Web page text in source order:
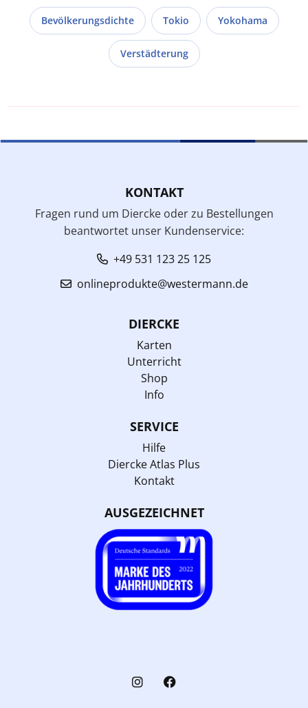
Bevölkerungsdichte Tokio Yokohama
Verstädterung
KONTAKT
Fragen rund um Diercke oder zu Bestellungen
beantwortet unser Kundenservice:
+49 531 123 25 125
onlineprodukte@westermann.de
DIERCKE
Karten
Unterricht
Shop
Info
SERVICE
Hilfe
Diercke Atlas Plus
Kontakt
AUSGEZEICHNET